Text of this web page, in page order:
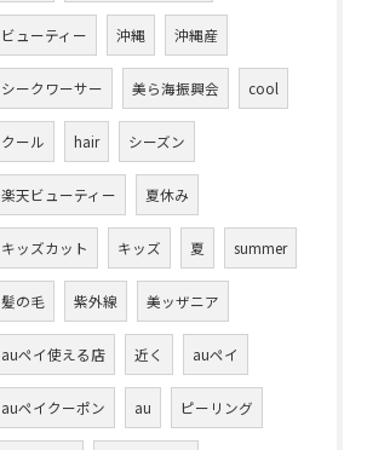
ビューティー 沖縄 沖縄産
シークワーサー 美ら海振興会 cool
クール hair シーズン
楽天ビューティー 夏休み
キッズカット キッズ 夏 summer
髪の毛 紫外線 美ッザニア
auペイ使える店 近く auペイ
auペイクーポン au ピーリング